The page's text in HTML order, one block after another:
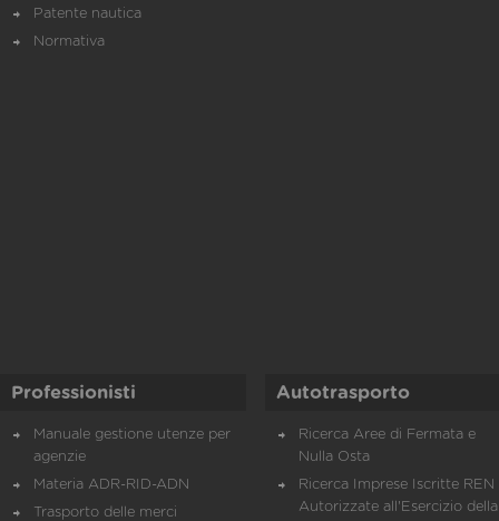
Patente nautica
Normativa
Professionisti
Manuale gestione utenze per
agenzie
Materia ADR-RID-ADN
Trasporto delle merci
Autotrasporto
Ricerca Aree di Fermata e
Nulla Osta
Ricerca Imprese Iscritte REN
Autorizzate all'Esercizio della